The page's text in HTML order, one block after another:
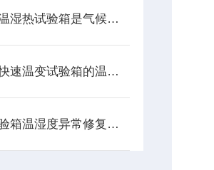
为何高低温湿热试验箱是气候测试的关键设备？
如何设置快速温变试验箱的温度变化速率？
高低温试验箱温湿度异常修复指南